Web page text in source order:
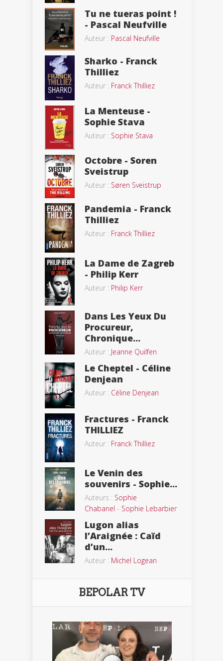
Tu ne tueras point !
- Pascal Neufville
Auteur : Pascal Neufville
Sharko - Franck
Thilliez
Auteur : Franck Thilliez
La Menteuse -
Sophie Stava
Auteur : Sophie Stava
Octobre - Soren
Sveistrup
Auteur : Søren Sveistrup
Pandemia - Franck
Thilliez
Auteur : Franck Thilliez
La Dame de Zagreb
- Philip Kerr
Auteur : Philip Kerr
Dans Les Yeux Du
Procureur,
Chronique...
Auteur : Jeanne Quilfen
Le Cheptel - Céline
Denjean
Auteur : Céline Denjean
Fractures - Franck
THILLIEZ
Auteur : Franck Thilliez
Le Venin des
souvenirs - Sophie...
Auteurs : Sophie
Chabanel - Sophie Lebarbier
Lugon alias
l’Araignée : Caïd
d’un...
Auteur : Michel Logean
BEPOLAR TV